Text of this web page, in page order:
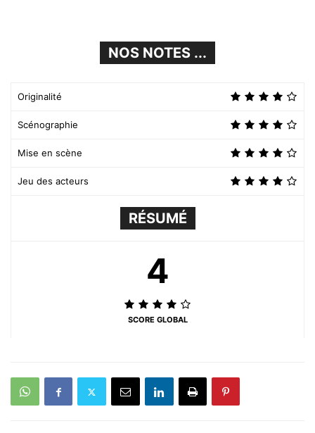
NOS NOTES ...
Originalité
Scénographie
Mise en scène
Jeu des acteurs
RÉSUMÉ
4
SCORE GLOBAL